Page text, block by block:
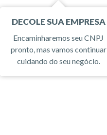
DECOLE SUA EMPRESA
Encaminharemos seu CNPJ
pronto, mas vamos continuar
cuidando do seu negócio.